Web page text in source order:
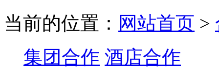
当前的位置： 网站首页 >
集团合作 酒店合作